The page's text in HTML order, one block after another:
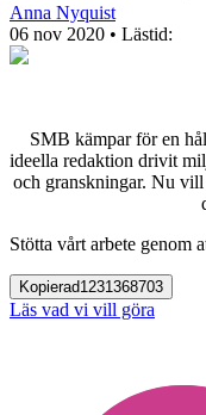
Anna Nyquist
06 nov 2020 • Lästid:
SMB kämpar för en
ideella redaktion drivit
och granskningar. Nu
Stötta vårt arbete genom
Kopierad1231368703
Läs vad vi vill göra